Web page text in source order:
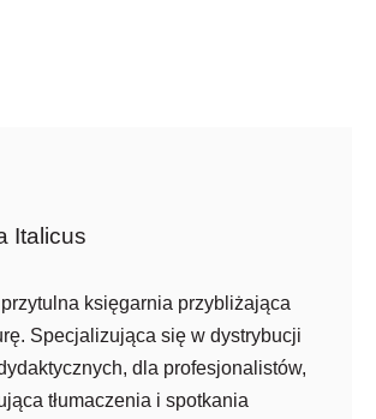
Italicus
księgarnia przybliżająca
Specjalizująca się w dystrybucji
dla profesjonalistów,
tłumaczenia i spotkania